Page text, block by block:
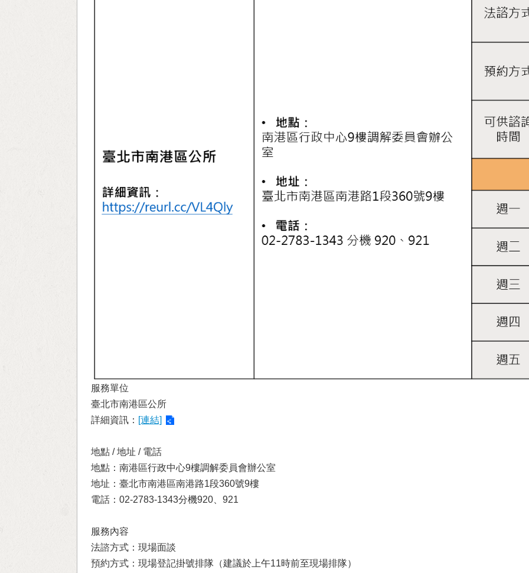
服務單位
臺北市南港區公所
詳細資訊： [連結]
地點 / 地址 / 電話
地點：南港區行政中心9樓調解委員會辦公室
地址：臺北市南港區南港路1段360號9樓
電話：02-2783-1343分機920、921
服務內容
法諮方式：現場面談
預約方式：現場登記掛號排隊（建議於上午11時前至現場排隊）